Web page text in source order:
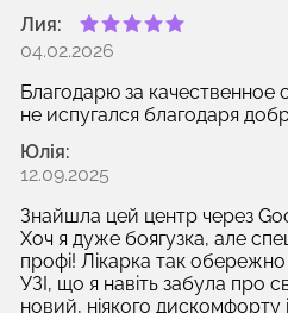
Лия:
04.02.2026
Благодарю за
не испугался благодаря
Юлія:
12.09.2025
Знайшла цей центр через
Хоч я дуже боягузка, але
профі! Лікарка так обережно
УЗІ, що я навіть забула про
новий, ніякого дискомфорту